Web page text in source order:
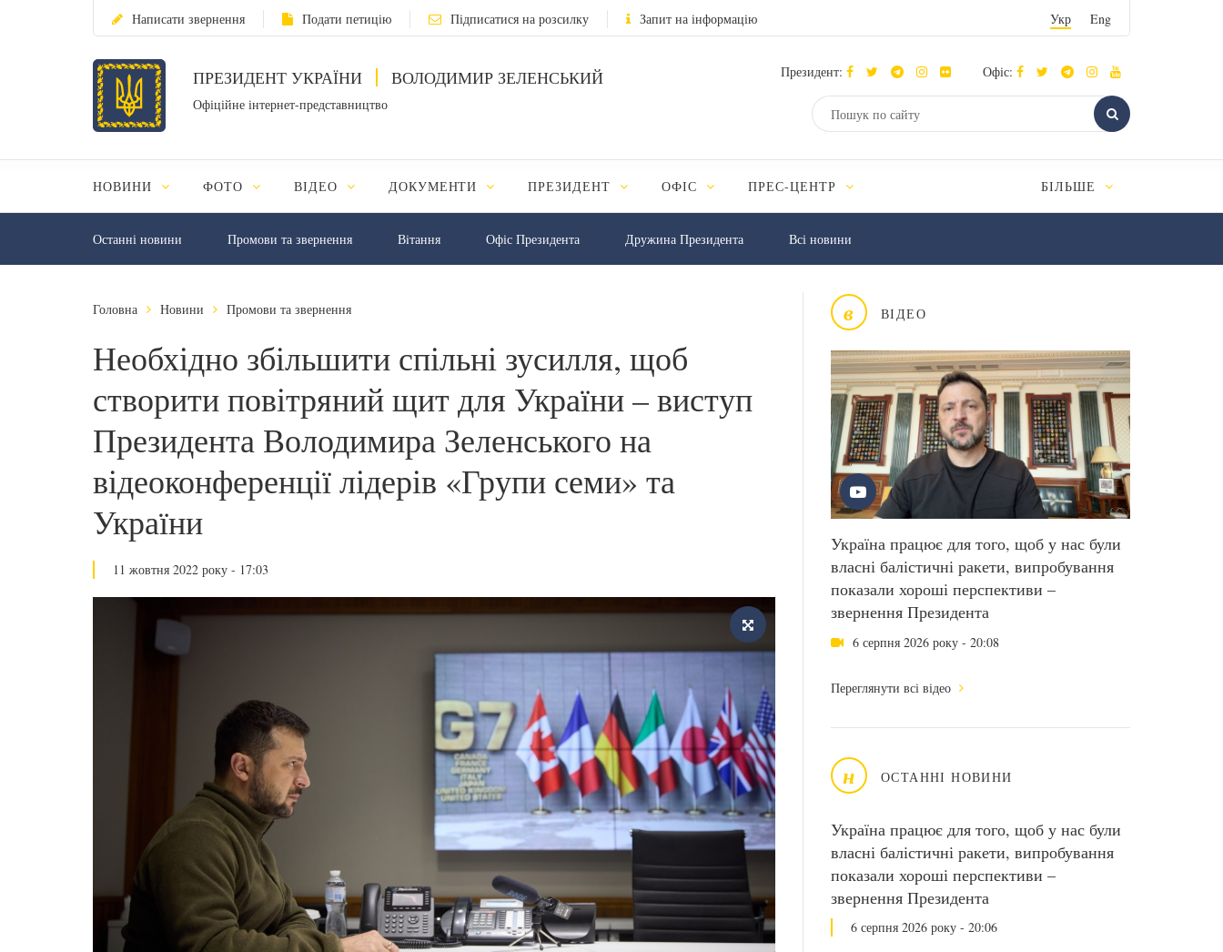
Написати звернення Подати петицію Підписатися на розсилку Запит на інформацію Укр Eng
ПРЕЗИДЕНТ УКРАЇНИ ВОЛОДИМИР ЗЕЛЕНСЬКИЙ
Офіційне інтернет-представництво
Президент: Офіс:
НОВИНИ ФОТО ВІДЕО ДОКУМЕНТИ ПРЕЗИДЕНТ ОФІС ПРЕС-ЦЕНТР БІЛЬШЕ
Останні новини Промови та звернення Вiтання Офіс Президента Дружина Президента Всі новини
в ВІДЕО
Україна працює для того, щоб у нас були
власні балістичні ракети, випробування
показали хороші перспективи –
звернення Президента
6 серпня 2026 року - 20:08
Переглянути всі відео
н ОСТАННІ НОВИНИ
Україна працює для того, щоб у нас були
власні балістичні ракети, випробування
показали хороші перспективи –
звернення Президента
6 серпня 2026 року - 20:06
Головна Новини Промови та звернення
Необхідно збільшити спільні зусилля, щоб
створити повітряний щит для України – виступ
Президента Володимира Зеленського на
відеоконференції лідерів «Групи семи» та
України
11 жовтня 2022 року - 17:03